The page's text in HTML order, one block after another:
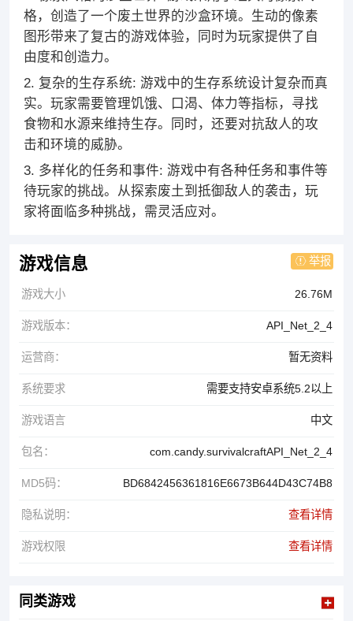
格，创造了一个废土世界的沙盒环境。生动的像素
图形带来了复古的游戏体验，同时为玩家提供了自
由度和创造力。
2. 复杂的生存系统: 游戏中的生存系统设计复杂而真
实。玩家需要管理饥饿、口渴、体力等指标，寻找
食物和水源来维持生存。同时，还要对抗敌人的攻
击和环境的威胁。
3. 多样化的任务和事件: 游戏中有各种任务和事件等
待玩家的挑战。从探索废土到抵御敌人的袭击，玩
家将面临多种挑战，需灵活应对。
游戏信息 举报
游戏大小 26.76M
游戏版本： API_Net_2_4
运营商： 暂无资料
系统要求 需要支持安卓系统5.2以上
游戏语言 中文
包名： com.candy.survivalcraftAPI_Net_2_4
MD5码： BD6842456361816E6673B644D43C74B8
隐私说明： 查看详情
游戏权限 查看详情
同类游戏